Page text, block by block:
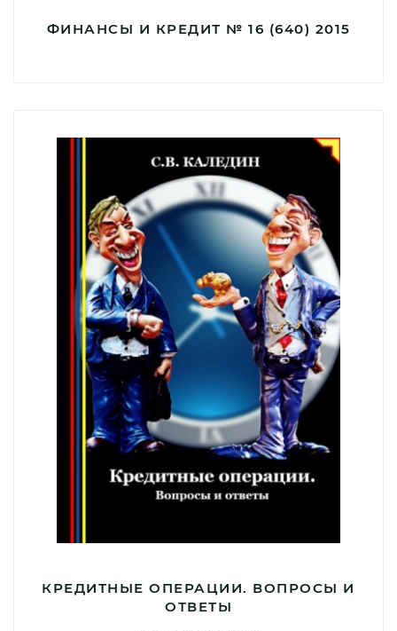
ФИНАНСЫ И КРЕДИТ № 16 (640) 2015
КРЕДИТНЫЕ ОПЕРАЦИИ. ВОПРОСЫ И
ОТВЕТЫ